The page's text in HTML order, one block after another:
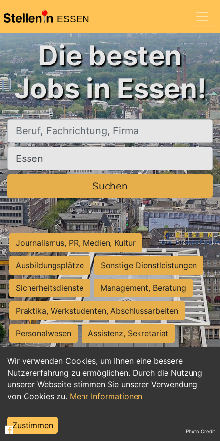
ESSEN
Wir verwenden Cookies, um Ihnen eine bessere
Nutzererfahrung zu ermöglichen. Durch die Nutzung
unserer Webseite stimmen Sie unserer Verwendung
von Cookies zu. Mehr Informationen
Zustimmen
Die besten
Jobs in Essen!
Beruf, Fachrichtung, Firma
Ort, Stadt
Suchen
Journalismus, PR, Medien, Kultur
Ausbildungsplätze Sonstige Dienstleistungen
Sicherheitsdienste Management, Beratung
Praktika, Werkstudenten, Abschlussarbeiten
Personalwesen Assistenz, Sekretariat
Hilfskräfte, Aushilfs- und Nebenjobs
Einkauf, Logistik, Materialwirtschaft
Weiterbildung, Studium, duale Ausbildung
Tourismus
Photo Credit